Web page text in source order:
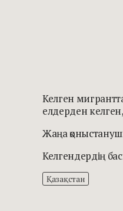
Келген
елдерден
Жаңа
Келгендердің
Қазақстан